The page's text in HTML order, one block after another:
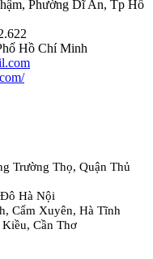
Phường Dĩ An, Tp Hồ
Hồ Chí Minh
Trường Thọ, Quận Thủ
Hà Nội
Cẩm Xuyên, Hà Tĩnh
Cần Thơ